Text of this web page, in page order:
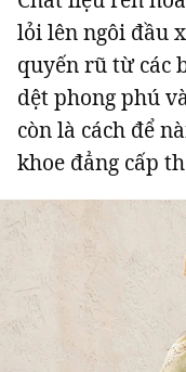
lỏi lên ngôi đầu
quyến rũ từ các
dệt phong phú
còn là cách để
khoe đẳng cấp